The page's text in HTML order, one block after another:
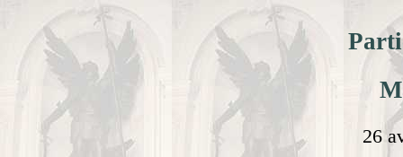
26